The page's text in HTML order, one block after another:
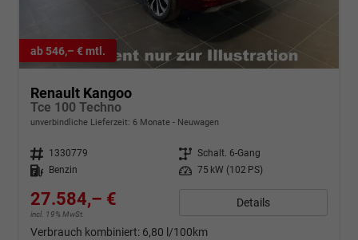
ab 546,– € mtl.
Renault Kangoo
Tce 100 Techno
unverbindliche Lieferzeit: 6 Monate Neuwagen
Fahrzeugnr. 1330779 Getriebe Schalt. 6-Gang
Kraftstoff
Benzin Leistung 75 kW (102 PS)
27.584,– €
incl. 19% MwSt.
Details
Verbrauch kombiniert: 6,80 l/100km